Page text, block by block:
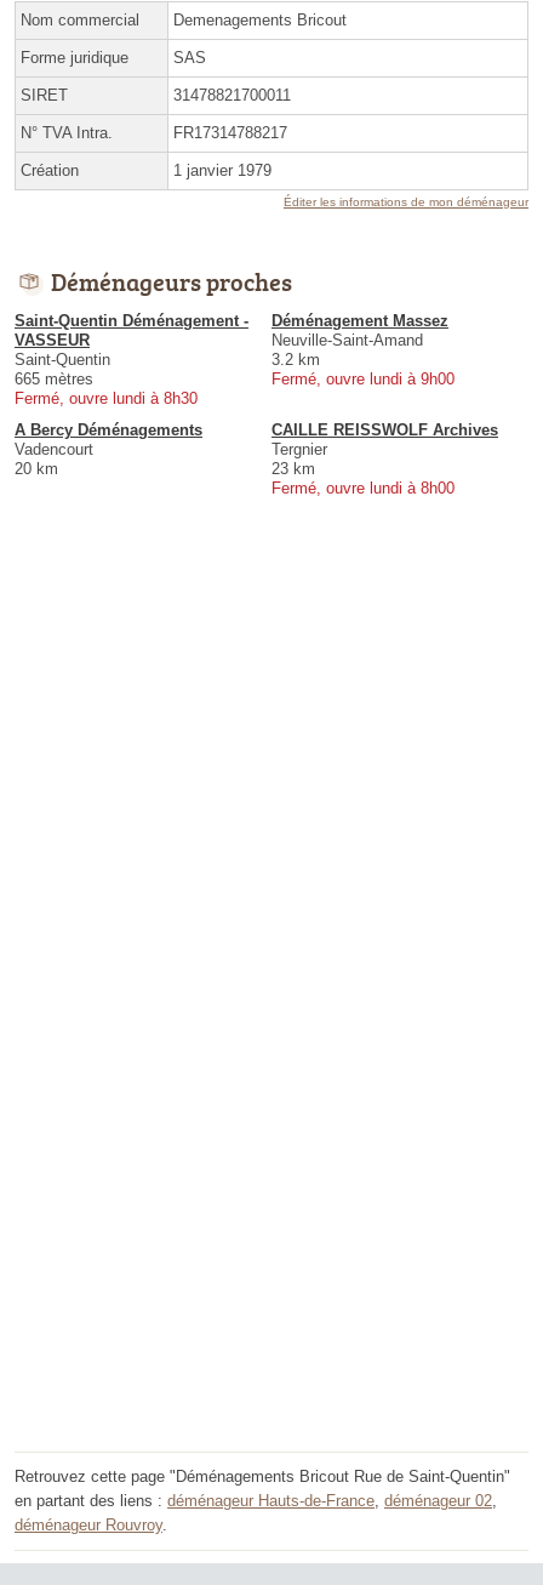
Nom commercial Demenagements Bricout
Forme juridique SAS
SIRET 31478821700011
N° TVA Intra. FR17314788217
Création 1 janvier 1979
Éditer les informations de mon déménageur
Déménageurs proches
Saint-Quentin Déménagement -
VASSEUR
Saint-Quentin
665 mètres
Fermé, ouvre lundi à 8h30
Déménagement Massez
Neuville-Saint-Amand
3.2 km
Fermé, ouvre lundi à 9h00
A Bercy Déménagements
Vadencourt
20 km
CAILLE REISSWOLF Archives
Tergnier
23 km
Fermé, ouvre lundi à 8h00
Retrouvez cette page "Déménagements Bricout Rue de Saint-Quentin"
en partant des liens : déménageur Hauts-de-France déménageur 02
déménageur Rouvroy.